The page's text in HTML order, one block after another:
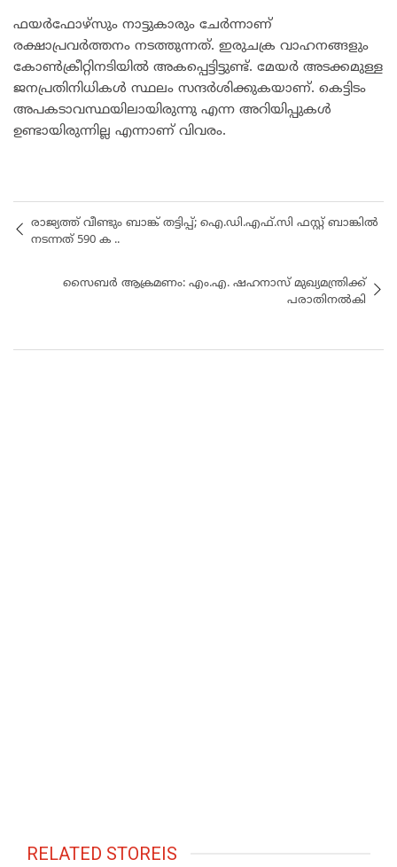
ഫയർഫോഴ്‌സും നാട്ടുകാരും ചേർന്നാണ്
രക്ഷാപ്രവർത്തനം നടത്തുന്നത്. ഇരുചക്ര വാഹനങ്ങളും
കോൺക്രീറ്റിനടിയിൽ അകപ്പെട്ടിട്ടുണ്ട്. മേയർ അടക്കമുള്ള
ജനപ്രതിനിധികൾ സ്ഥലം സന്ദർശിക്കുകയാണ്. കെട്ടിടം
അപകടാവസ്ഥയിലായിരുന്നു എന്ന അറിയിപ്പുകൾ
ഉണ്ടായിരുന്നില്ല എന്നാണ് വിവരം.
രാജ്യത്ത് വീണ്ടും ബാങ്ക് തട്ടിപ്പ്; ഐ.ഡി.എഫ്.സി ഫസ്റ്റ് ബാങ്കിൽ
നടന്നത് 590 ക ..
സൈബർ ആക്രമണം: എം.എ. ഷഹനാസ് മുഖ്യമന്ത്രിക്ക്
പരാതിനൽകി
RELATED STOREIS